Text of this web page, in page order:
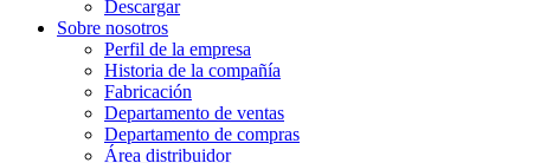
Descargar
Sobre nosotros
Perfil de la empresa
Historia de la compañía
Fabricación
Departamento de ventas
Departamento de compras
Área distribuidor